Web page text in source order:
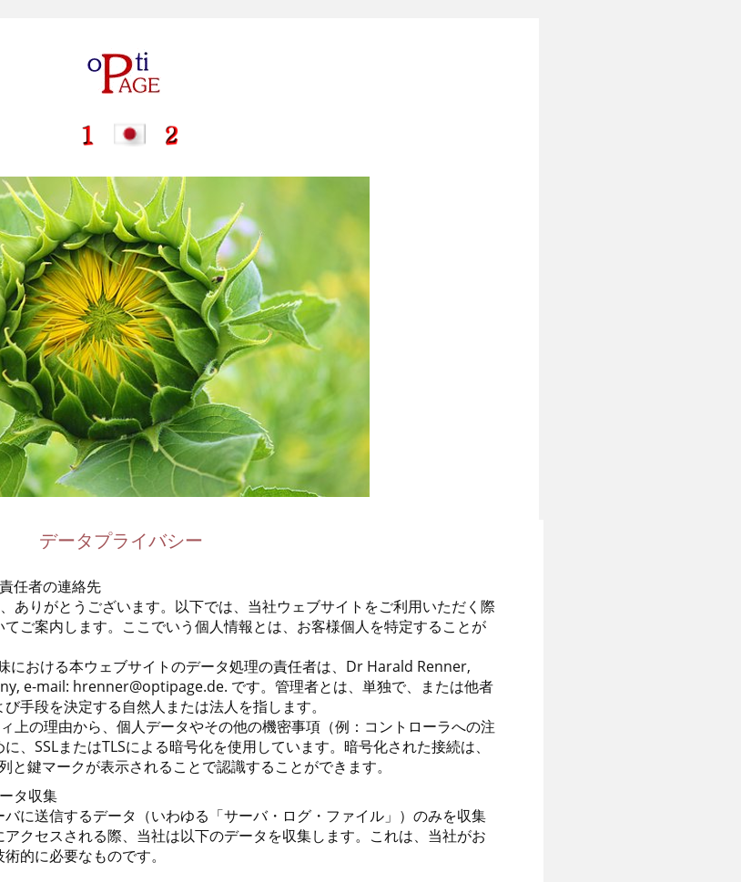
データプライバシー
任者の連絡先
ありがとうございます。以下では、当社ウェブサイトをご利用いただく際
ご案内します。ここでいう個人情報とは、お客様個人を特定することが
における本ウェブサイトのデータ処理の責任者は、Dr Harald Renner,
e-mail: hrenner@optipage.de. です。管理者とは、単独で、または他者
手段を決定する自然人または法人を指します。
上の理由から、個人データやその他の機密事項（例：コントローラへの注
、SSLまたはTLSによる暗号化を使用しています。暗号化された接続は、
鍵マークが表示されることで認識することができます。
タ収集
に送信するデータ（いわゆる「サーバ・ログ・ファイル」）のみを収集
クセスされる際、当社は以下のデータを収集します。これは、当社がお
的に必要なものです。